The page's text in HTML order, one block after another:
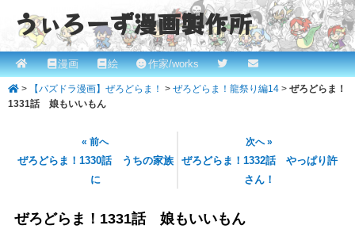
うぃろーず漫画製作所
ROBINとかっぱの漫画スタジオ！ willows.online
メ
イ
ン
メ
イ
コ
テ
漫画 絵 作家/works
> 【パズドラ漫画】ぜろどらま！ > ぜろどらま！龍祭り編14 > ぜろどらま！
1331話 娘もいいもん
« 前へ
ぜろどらま！1330話 うちの家族
に
次へ »
ぜろどらま！1332話 やっぱり許
さん！
ぜろどらま！1331話 娘もいいもん